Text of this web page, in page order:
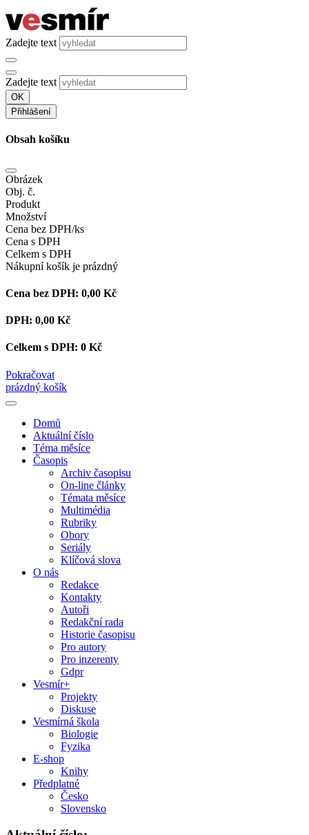
Zadejte text
Zadejte text
OK
Přihlášení
Obsah košíku
Obrázek
Obj. č.
Produkt
Množství
Cena bez DPH/ks
Cena s DPH
Celkem s DPH
Nákupní košík je prázdný
Cena bez DPH: 0,00 Kč
DPH: 0,00 Kč
Celkem s DPH: 0 Kč
Pokračovat
prázdný košík
Domů
Aktuální číslo
Téma měsíce
Časopis
Archiv časopisu
On-line články
Témata měsíce
Multimédia
Rubriky
Obory
Seriály
Klíčová slova
O nás
Redakce
Kontakty
Autoři
Redakční rada
Historie časopisu
Pro autory
Pro inzerenty
Gdpr
Vesmír+
Projekty
Diskuse
Vesmírná škola
Biologie
Fyzika
E-shop
Knihy
Předplatné
Česko
Slovensko